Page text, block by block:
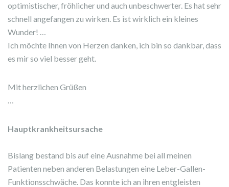
optimistischer, fröhlicher und auch unbeschwerter. Es hat sehr
schnell angefangen zu wirken. Es ist wirklich ein kleines
Wunder! …
Ich möchte Ihnen von Herzen danken, ich bin so dankbar, dass
es mir so viel besser geht.
Mit herzlichen Grüßen
…
Hauptkrankheitsursache
Bislang bestand bis auf eine Ausnahme bei all meinen
Patienten neben anderen Belastungen eine Leber-Gallen-
Funktionsschwäche. Das konnte ich an ihren entgleisten